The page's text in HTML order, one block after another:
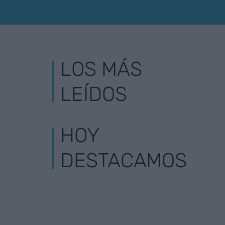
LOS MÁS
LEÍDOS
HOY
DESTACAMOS